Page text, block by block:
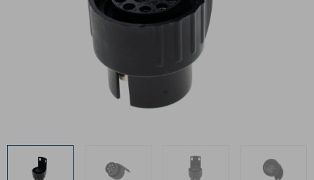
Często zadawane pytania
Bezpłatny projekt oświetlenia
+48 81 884 70 94
Inne akcesoria
Często zadawane pytania